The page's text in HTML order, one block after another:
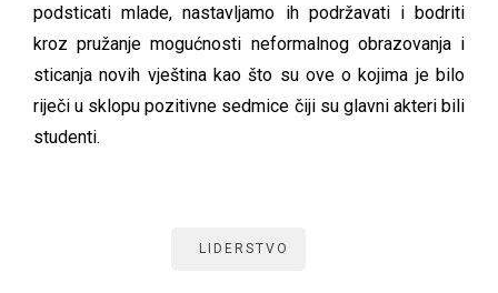
podsticati mlade, nastavljamo ih podržavati i bodriti
kroz pružanje mogućnosti neformalnog obrazovanja i
sticanja novih vještina kao što su ove o kojima je bilo
riječi u sklopu pozitivne sedmice čiji su glavni akteri bili
studenti.
LIDERSTVO